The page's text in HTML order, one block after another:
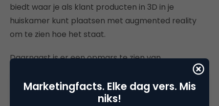
biedt waar je als klant producten in 3D in je
huiskamer kunt plaatsen met augmented reality
om te zien hoe het staat.
Daarnaast is er een opmars te zien van
kledingmerken die micro-influencers inhuren om in
een kleedhokje kleren te passen terwijl kijkers live
allerlei vragen kunnen stellen en de kleding direct in
Marketingfacts. Elke dag vers. Mis
niks!